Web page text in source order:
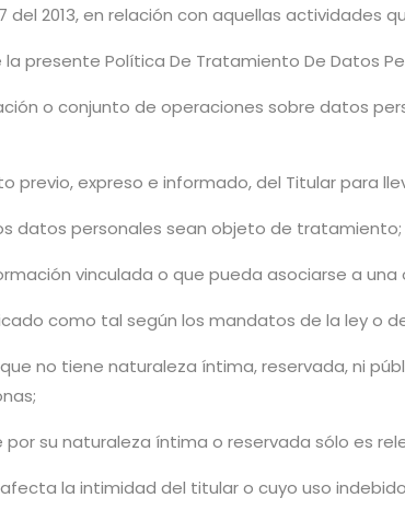
del 2013, en relación con aquellas actividades
presente Política De Tratamiento De Datos
o conjunto de operaciones sobre datos
previo, expreso e informado, del Titular
datos personales sean objeto de tratamiento;
vinculada o que pueda asociarse a
como tal según los mandatos de la ley
que no tiene naturaleza íntima, reservada, ni
por su naturaleza íntima o reservada sólo es
la intimidad del titular o cuyo uso